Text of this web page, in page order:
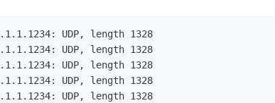
UDP, length 1328
UDP, length 1328
UDP, length 1328
UDP, length 1328
UDP, length 1328